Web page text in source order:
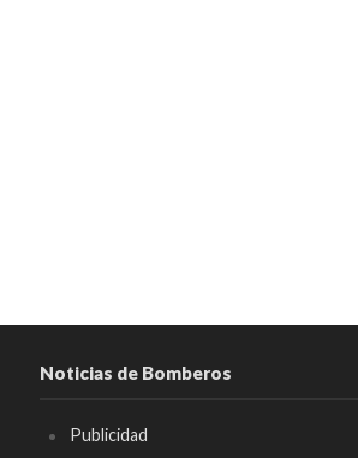
Noticias de Bomberos
Publicidad